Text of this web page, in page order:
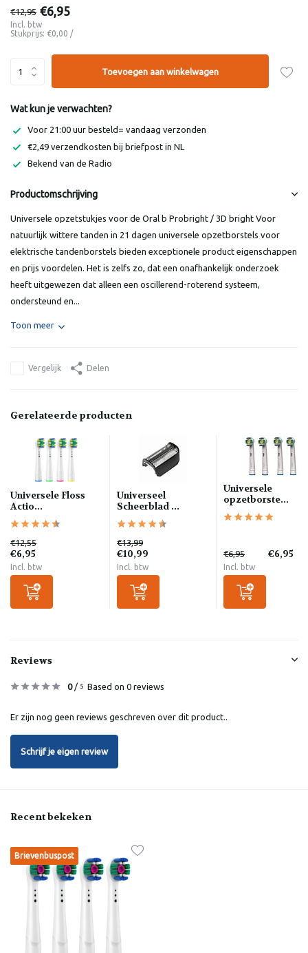
€12,95 €6,95
Incl. btw
Stukprijs: €0,00 /
Toevoegen aan winkelwagen
Wat kun je verwachten?
Voor 21:00 uur besteld= vandaag verzonden
€2,49 verzendkosten bij briefpost in NL
Bekend van de Radio
Productomschrijving
Universele opzetstukjes voor de Oral b Probright / 3D bright Voor
natuurlijk wittere tanden in 21 dagen universele opzetborstels voor
elektrische tandenborstels bieden exceptionele product eigenschappen
en prijs voordelen. Het is zelfs zo, dat een onafhankelijk onderzoek
heeft uitgewezen dat alleen een oscillerend-roterend systeem,
ondersteund en...
Toon meer
Vergelijk Delen
Gerelateerde producten
Universele Floss
Actio...
€12,55
€6,95
Incl. btw
Universeel
Scheerblad ...
€13,99
€10,99
Incl. btw
Universele
opzetborste...
€6,95 €6,95
Incl. btw
Reviews
0/ 5 Based on 0 reviews
Er zijn nog geen reviews geschreven over dit product..
Schrijf je eigen review
Recent bekeken
Brievenbuspost